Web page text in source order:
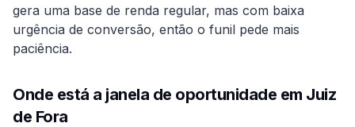
gera uma base de renda regular, mas com baixa
urgência de conversão, então o funil pede mais
paciência.
Onde está a janela de oportunidade em Juiz
de Fora